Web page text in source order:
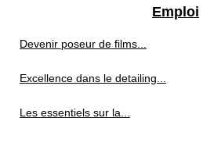
Emploi
Devenir poseur de films...
Excellence dans le detailing...
Les essentiels sur la...